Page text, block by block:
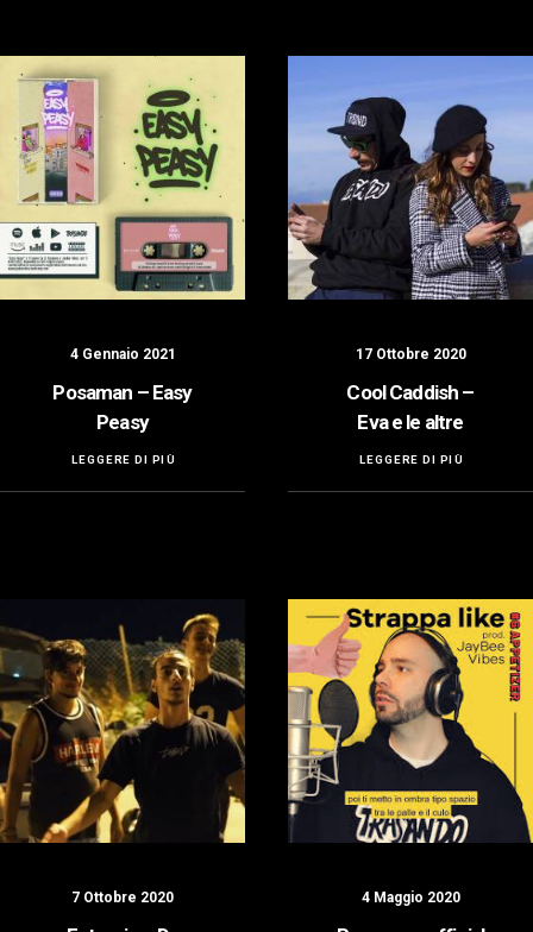
4 Gennaio 2021
Posaman – Easy
Peasy
LEGGERE DI PIÙ
17 Ottobre 2020
Cool Caddish –
Eva e le altre
LEGGERE DI PIÙ
7 Ottobre 2020 4 Maggio 2020